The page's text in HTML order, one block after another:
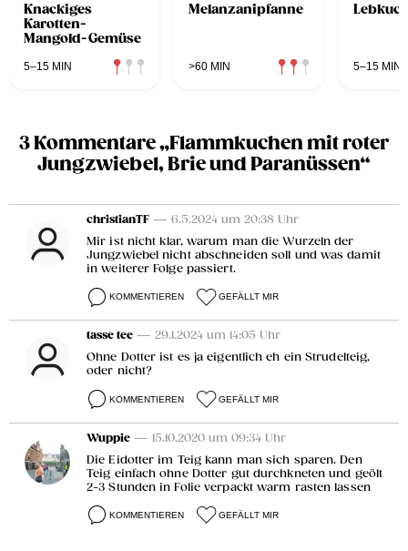
Knackiges
Karotten-
Mangold-Gemüse
5–15 MIN
Melanzanipfanne
>60 MIN 5–15 MIN
3 Kommentare „Flammkuchen mit roter
Jungzwiebel, Brie und Paranüssen“
christianTF — 6.5.2024 um 20:38 Uhr
Mir ist nicht klar, warum man die Wurzeln der
Jungzwiebel nicht abschneiden soll und was damit
in weiterer Folge passiert.
KOMMENTIEREN GEFÄLLT MIR
tasse tee — 29.1.2024 um 14:05 Uhr
Ohne Dotter ist es ja eigentlich eh ein Strudelteig,
oder nicht?
KOMMENTIEREN GEFÄLLT MIR
Wuppie — 15.10.2020 um 09:34 Uhr
Die Eidotter im Teig kann man sich sparen. Den
Teig einfach ohne Dotter gut durchkneten und geölt
2-3 Stunden in Folie verpackt warm rasten lassen
KOMMENTIEREN GEFÄLLT MIR